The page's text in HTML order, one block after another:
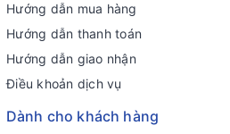
Hướng dẫn mua hàng
Hướng dẫn thanh toán
Hướng dẫn giao nhận
Điều khoản dịch vụ
Dành cho khách hàng